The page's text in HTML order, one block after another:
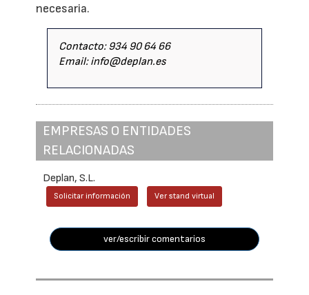
necesaria.
Contacto: 934 90 64 66
Email: info@deplan.es
EMPRESAS O ENTIDADES
RELACIONADAS
Deplan, S.L.
Solicitar información Ver stand virtual
ver/escribir comentarios